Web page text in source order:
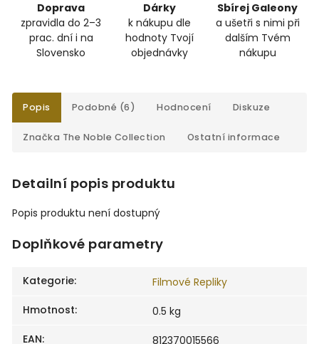
Doprava
zpravidla do 2–3
prac. dní i na
Slovensko
Dárky
k nákupu dle
hodnoty Tvojí
objednávky
Sbírej Galeony
a ušetři s nimi při
dalším Tvém
nákupu
Popis Podobné (6) Hodnocení Diskuze
Značka The Noble Collection Ostatní informace
Detailní popis produktu
Popis produktu není dostupný
Doplňkové parametry
Kategorie:
Filmové Repliky
Hmotnost:
0.5 kg
EAN: 812370015566